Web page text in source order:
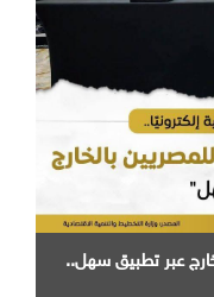
عبر تطبيق سهل..